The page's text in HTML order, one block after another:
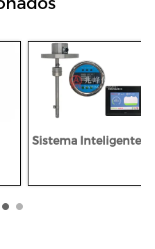
Sistema Inteligente de
Prova de Explosão
Montado em Veículo